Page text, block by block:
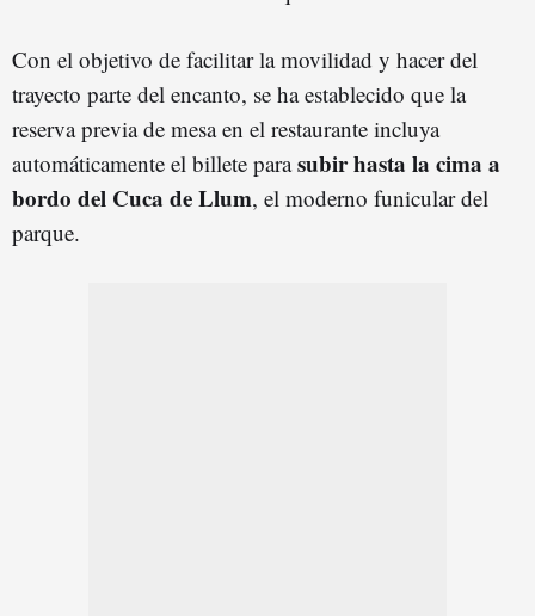
Con el objetivo de facilitar la movilidad y hacer del
trayecto parte del encanto, se ha establecido que la
reserva previa de mesa en el restaurante incluya
automáticamente el billete parasubir hasta la cima a
bordo del Cuca de Llum, el moderno funicular del
parque.